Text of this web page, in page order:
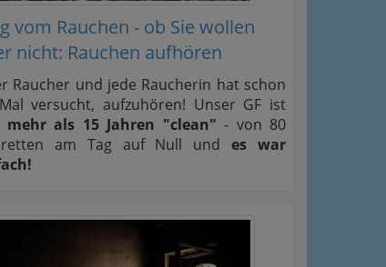
vom Rauchen - ob Sie wollen
nicht: Rauchen aufhören
Raucher und jede Raucherin hat schon
versucht, aufzuhören! Unser GF ist
mehr als 15 Jahren "clean" - von 80
am Tag auf Null undes war